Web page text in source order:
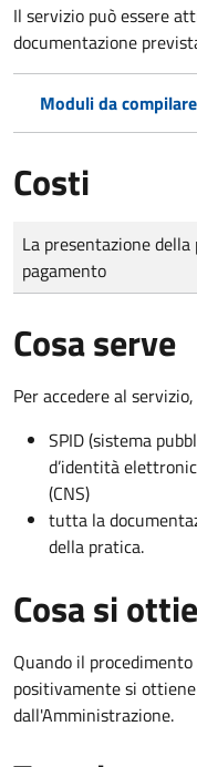
Il servizio può essere
documentazione
Moduli da
Costi
Tipo di pagamento
Importo
La presentazione
pagamento
Cosa serve
Per accedere al
SPID (sistema
d’identità
(CNS)
tutta la
della pratica.
Cosa si
Quando il
positivamente si
dall'Amministrazione.